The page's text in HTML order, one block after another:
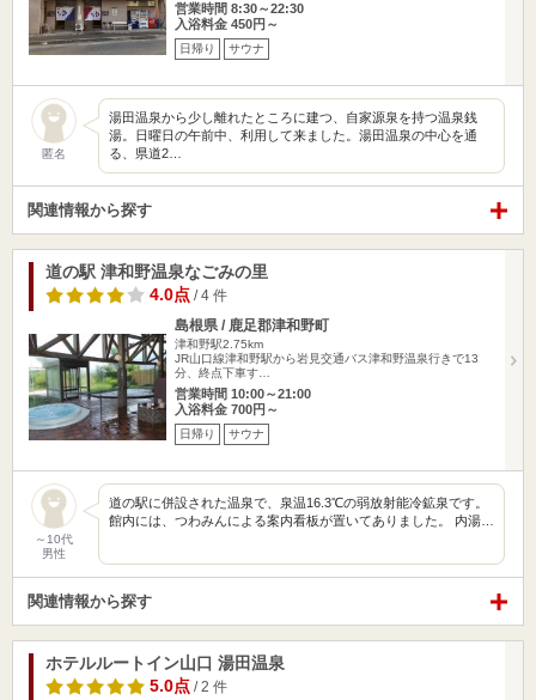
営業時間 8:30～22:30
入浴料金 450円～
日帰り サウナ
匿名
湯田温泉から少し離れたところに建つ、自家源泉を持つ温泉銭
湯。日曜日の午前中、利用して来ました。湯田温泉の中心を通
る、県道2…
関連情報から探す
道の駅 津和野温泉なごみの里
4.0点 / 4 件
島根県 / 鹿足郡津和野町
津和野駅2.75km
JR山口線津和野駅から岩見交通バス津和野温泉行きで13
分、終点下車す…
営業時間 10:00～21:00
入浴料金 700円～
日帰り サウナ
～10代
男性
道の駅に併設された温泉で、泉温16.3℃の弱放射能冷鉱泉です。
館内には、つわみんによる案内看板が置いてありました。 内湯…
関連情報から探す
ホテルルートイン山口 湯田温泉
5.0点 / 2 件